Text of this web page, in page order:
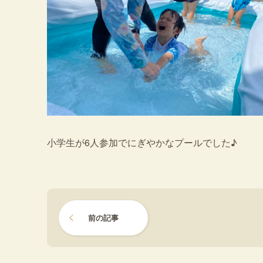
小学生が6人参加でにぎやかなプールでした♪
前の記事